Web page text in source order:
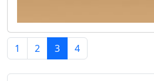
1 2 3 4